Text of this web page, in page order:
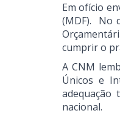
Em ofício
(MDF). No
cumprir o
A CNM
Únicos e
adequação
nacional.